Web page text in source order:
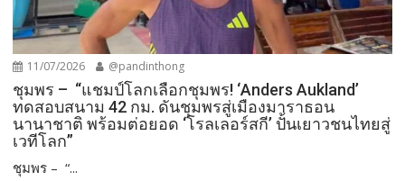
11/07/2026 @pandinthong
ชุมพร – “แชมป์โลกเลือกชุมพร! ‘Anders Aukland’
ทดสอบสนาม 42 กม. ดันชุมพรสู่เมืองมาราธอน
นานาชาติ พร้อมต่อยอด ‘โรลเลอร์สกี’ ปั้นเยาวชนไทยสู่
เวทีโลก”
ชุมพร – “...